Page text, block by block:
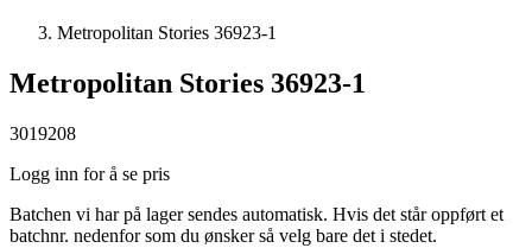
Metropolitan Stories 36923-1
Metropolitan Stories 36923-1
3019208
Logg inn for å se pris
Batchen vi har på lager sendes automatisk. Hvis det står oppført et
batchnr. nedenfor som du ønsker så velg bare det i stedet.